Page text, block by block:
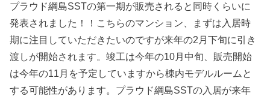
プラウド綱島SSTの第一期が販売されると同時くらいに
発表されました！！こちらのマンション、まずは入居時
期に注目していただきたいのですが来年の2月下旬に引き
渡しが開始されます。竣工は今年の10月中旬、販売開始
は今年の11月を予定していますから棟内モデルルームと
する可能性があります。プラウド綱島SSTの入居が来年